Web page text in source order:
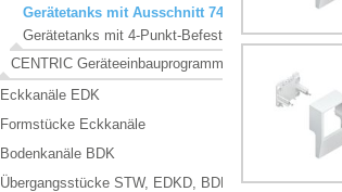
Gerätetanks mit Ausschnitt 74x74 mm 2887
Gerätetanks mit 4-Punkt-Befestigung 2887
CENTRIC Geräteeinbauprogramme
Eckkanäle EDK
Formstücke Eckkanäle
Bodenkanäle BDK
Übergangsstücke STW, EDKD, BDK, APAS